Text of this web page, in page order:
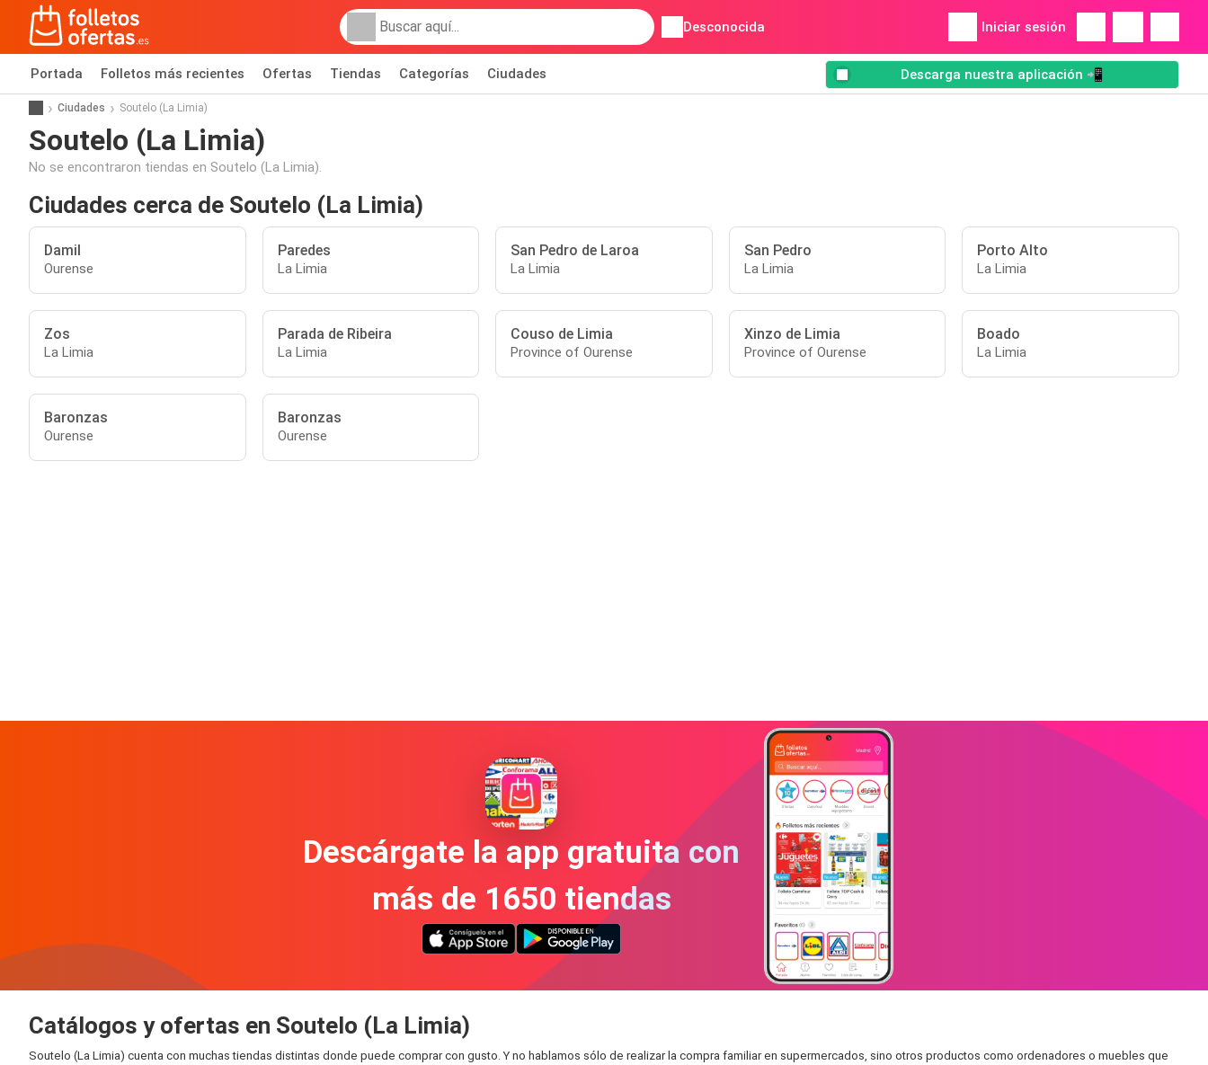
Desconocida Iniciar sesión
Portada Folletos más recientes Ofertas Tiendas Categorías Ciudades Descarga nuestra aplicación 📲
Ciudades Soutelo (La Limia)
Soutelo (La Limia)
No se encontraron tiendas en Soutelo (La Limia).
Ciudades cerca de Soutelo (La Limia)
Damil
Ourense
Paredes
La Limia
San Pedro de Laroa
La Limia
San Pedro
La Limia
Porto Alto
La Limia
Zos
La Limia
Parada de Ribeira
La Limia
Couso de Limia
Province of Ourense
Xinzo de Limia
Province of Ourense
Boado
La Limia
Baronzas
Ourense
Baronzas
Ourense
Descárgate la app gratuita con
más de 1650 tiendas
Catálogos y ofertas en Soutelo (La Limia)
Soutelo (La Limia) cuenta con muchas tiendas distintas donde puede comprar con gusto. Y no hablamos sólo de realizar la compra familiar en supermercados, sino otros productos como ordenadores o muebles que